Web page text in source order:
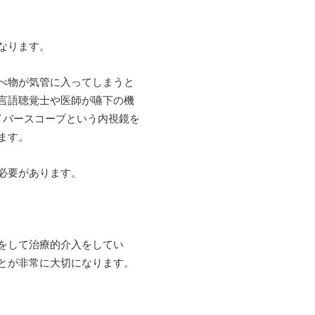
ます。
物が気管に入ってしまうと
語聴覚士や医師が嚥下の機
ースコープという内視鏡を
。
があります。
して治療的介入をしてい
非常に大切になります。